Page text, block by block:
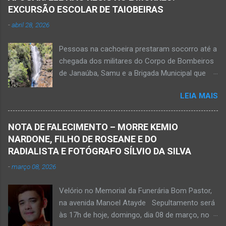
ferida e foi levada pelos socorristas do Samu
para o hospital na cidade de Monte Azul. Essa
do Suporte Aéreo Avançado de Vida (SAAV)
para unidade hospi...
EXCURSÃO ESCOLAR DE TAIOBEIRAS
-abril 28, 2026
Pessoas na cachoeira prestaram socorro até a
chegada dos militares do Corpo de Bombeiros
de Janaúba, Samu e a Brigada Municipal que
resistiu e foi a óbito Foto álbum pessoal Kauan
Pereira Alves publicou em sua rede social a
foto em que apreciava a Cachoeira Maria Rosa,
em Mato Verde, pouco tempo antes de se
afogar e depois vir a óbito nesta terça-feira, dia
socorrem estudante que se afogou em
cachoeira em Mato Verde nesta terça-feira, dia
28 de abril de 2026. Adolescente não resistiu e
LEIA MAIS
NOTA DE FALECIMENTO – MORRE KEMIO
NARDONE, FILHO DE ROSEANE E DO
RADIALISTA E FOTÓGRAFO SÍLVIO DA SILVA
-março 08, 2026
Velório no Memorial da Funerária Bom Pastor,
na avenida Manoel Atayde Sepultamento será
às 17h de hoje, domingo, dia 08 de março, no